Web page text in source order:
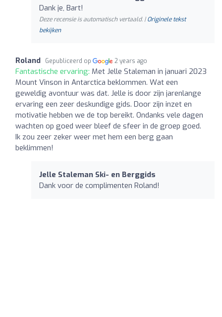
Dank je, Bart!
Deze recensie is automatisch vertaald. |Originele tekst
bekijken
Roland Gepubliceerd op 2 years ago
Fantastische ervaring: Met Jelle Staleman in januari 2023
Mount Vinson in Antarctica beklommen. Wat een
geweldig avontuur was dat. Jelle is door zijn jarenlange
ervaring een zeer deskundige gids. Door zijn inzet en
motivatie hebben we de top bereikt. Ondanks vele dagen
wachten op goed weer bleef de sfeer in de groep goed.
Ik zou zeer zeker weer met hem een berg gaan
beklimmen!
Jelle Staleman Ski- en Berggids
Dank voor de complimenten Roland!